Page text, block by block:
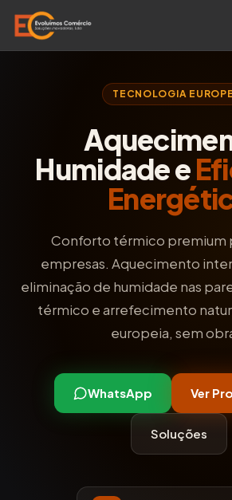
TECNOLOGIA
Humidade e
Conforto térmico premium
empresas. Aquecimento
eliminação de humidade nas
térmico e arrefecimento
europeia, sem
WhatsApp Ver
Soluções